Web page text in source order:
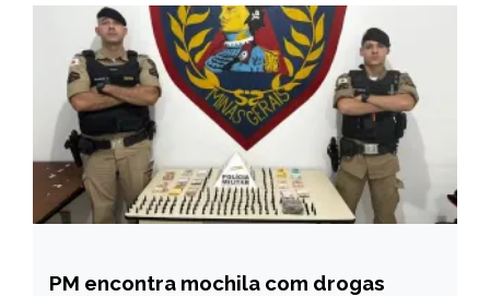
CAPELINHA
PM encontra mochila com drogas